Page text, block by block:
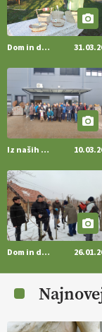
pridelava z mislijo na
@EUAgri #IMCAP
[EKOloško = LOGIČNO
vlaga.
VEČ
https://t.co/
[EKOloško =
. VEČ
https://
https://t.co/
varnost,
okolje in
https://t.co/
https://t.co/
Dom in družina
Iz naših krajev
Dom in družina